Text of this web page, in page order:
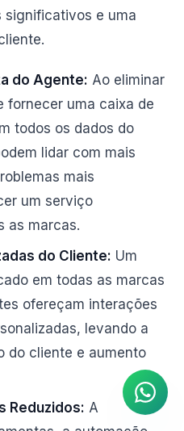
significativos e uma
do Agente: Ao eliminar
fornecer uma caixa de
todos os dados do
lidar com mais
mais
um serviço
as marcas.
do Cliente: Um
em todas as marcas
ofereçam interações
levando a
do cliente e aumento
Reduzidos: A
de IA
Respostas instantâneas no